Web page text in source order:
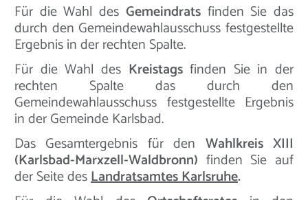
Für die Wahl des Gemeindratsfinden Sie das
durch den Gemeindewahlausschuss festgestellte
Ergebnis in der rechten Spalte.
Für die Wahl des Kreistagsfinden Sie in der
rechten Spalte das durch den
Gemeindewahlausschuss festgestellte Ergebnis
in der Gemeinde Karlsbad.
Das Gesamtergebnis für den Wahlkreis XIII
(Karlsbad-Marxzell-Waldbronn) finden Sie auf
der Seite desLandratsamtes Karlsruhe.